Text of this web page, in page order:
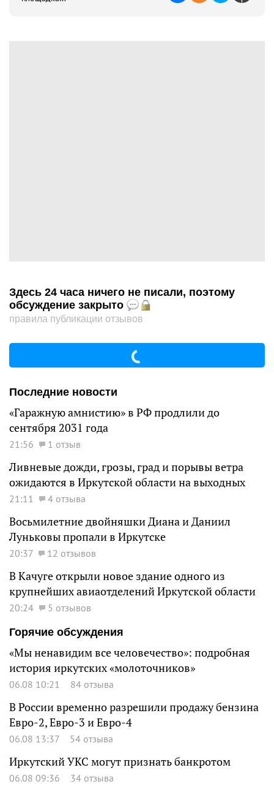
Здесь 24 часа ничего не писали, поэтому
обсуждение закрыто
правила публикации отзывов
Последние новости
«Гаражную амнистию» в РФ продлили до
сентября 2031 года
21:56 1 отзыв
Ливневые дожди, грозы, град и порывы ветра
ожидаются в Иркутской области на выходных
21:11 4 отзыва
Восьмилетние двойняшки Диана и Даниил
Луньковы пропали в Иркутске
20:37 12 отзывов
В Качуге открыли новое здание одного из
крупнейших авиаотделений Иркутской области
20:24
5 отзывов
Горячие обсуждения
«Мы ненавидим все человечество»: подробная
история иркутских «молоточников»
06.08 10:21 84 отзыва
В России временно разрешили продажу бензина
Евро-2, Евро-3 и Евро-4
06.08 13:37 54 отзыва
Иркутский УКС могут признать банкротом
06.08 09:36 34 отзыва